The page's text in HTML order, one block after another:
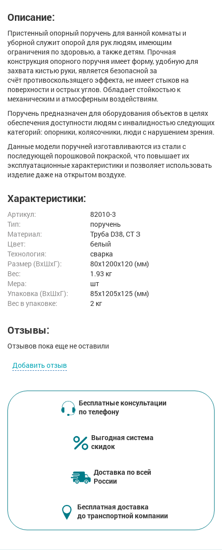
Описание:
Пристенный опорный поручень для ванной комнаты и
уборной служит опорой для рук людям, имеющим
ограничения по здоровью, а также детям. Прочная
конструкция опорного поручня имеет форму, удобную для
захвата кистью руки, является безопасной за
счёт противоскользящего эффекта, не имеет стыков на
поверхности и острых углов. Обладает стойкостью к
механическим и атмосферным воздействиям.
Поручень предназначен для оборудования объектов в целях
обеспечения доступности людям с инвалидностью следующих
категорий: опорники, колясочники, люди с нарушением зрения.
Данные модели поручней изготавливаются из стали с
последующей порошковой покраской, что повышает их
эксплуатационные характеристики и позволяет использовать
изделие даже на открытом воздухе.
Характеристики:
Артикул:
82010-3
Тип:
поручень
Материал:
Труба D38, СТ З
Цвет:
белый
Технология:
сварка
Размер (ВxШxГ):
80x1200x120 (мм)
Вес:
1.93 кг
Мера:
шт
Упаковка (ВхШхГ):
85x1205x125 (мм)
Вес в упаковке:
2 кг
Отзывы:
Отзывов пока еще не оставили
Добавить отзыв
Бесплатные консультации
по телефону
Выгодная система
скидок
Доставка по всей
России
Бесплатная доставка
до транспортной компании